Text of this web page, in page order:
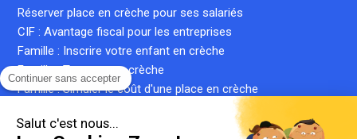
Continuer sans accepter
Salut c'est nous...
Réserver place en crèche pour ses salariés
CIF : Avantage fiscal pour les entreprises
Famille : Inscrire votre enfant en crèche
Famille : Trouver une crèche
Famille : Simuler le coût d'une place en crèche
Qu'est-ce qu'une crèche privée ?